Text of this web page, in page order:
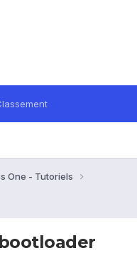
One - Tutoriels